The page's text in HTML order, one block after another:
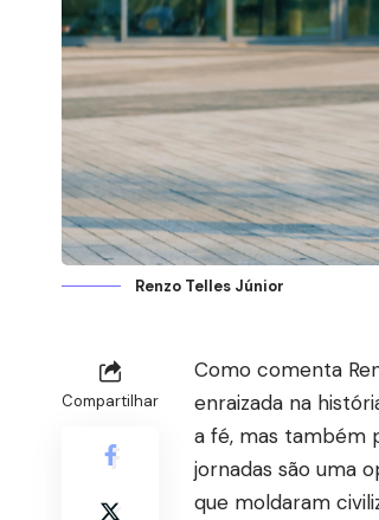
Renzo Telles Júnior
Compartilhar
Como comenta
enraizada na
a fé, mas também
jornadas são uma
que moldaram